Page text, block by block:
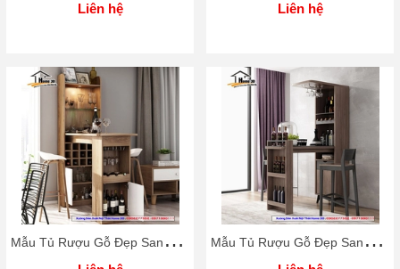
Liên hệ Liên hệ
M
ẫu Tủ Rượu Gỗ Đẹp Sang Trọng Home 3D M
ẫu Tủ Rượu Gỗ Đẹp Sang Trọng Home 3D